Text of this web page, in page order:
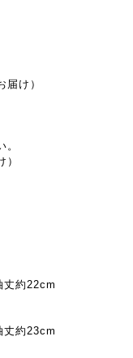
届け）
。
）
約22cm
約23cm